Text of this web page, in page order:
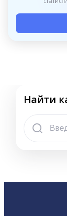
Найти